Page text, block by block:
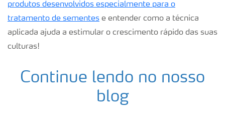
produtos desenvolvidos especialmente para o
tratamento de sementes e entender como a técnica
aplicada ajuda a estimular o crescimento rápido das suas
culturas!
Continue lendo no nosso
blog